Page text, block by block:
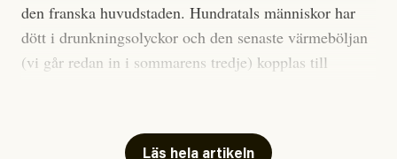
den franska huvudstaden. Hundratals människor har
dött i drunkningsolyckor och den senaste värmeböljan
(vi går redan in i sommarens tredje) kopplas till
Har du också panik i hettan? Känns det som en
Läs hela artikeln